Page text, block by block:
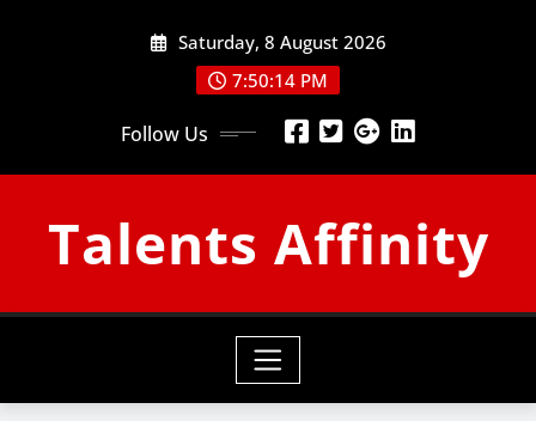
Saturday, 8 August 2026
7:50:15 PM
Follow Us
Talents Affinity